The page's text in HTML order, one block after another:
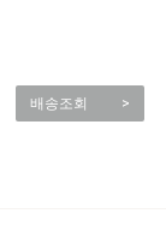
배송조회 >